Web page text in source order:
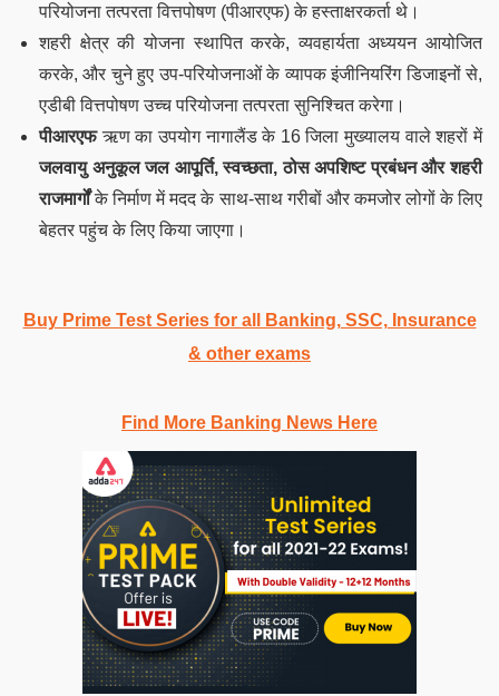
परियोजना तत्परता वित्तपोषण (पीआरएफ) के हस्ताक्षरकर्ता थे।
शहरी क्षेत्र की योजना स्थापित करके, व्यवहार्यता अध्ययन आयोजित
करके, और चुने हुए उप-परियोजनाओं के व्यापक इंजीनियरिंग डिजाइनों से,
एडीबी वित्तपोषण उच्च परियोजना तत्परता सुनिश्चित करेगा।
पीआरएफऋण का उपयोग नागालैंड के 16 जिला मुख्यालय वाले शहरों में
जलवायु अनुकूल जल आपूर्ति, स्वच्छता, ठोस अपशिष्ट प्रबंधन और शहरी
राजमार्गोंके निर्माण में मदद के साथ-साथ गरीबों और कमजोर लोगों के लिए
बेहतर पहुंच के लिए किया जाएगा।
Buy Prime Test Series for all Banking, SSC, Insurance
& other exams
Find More Banking News Here